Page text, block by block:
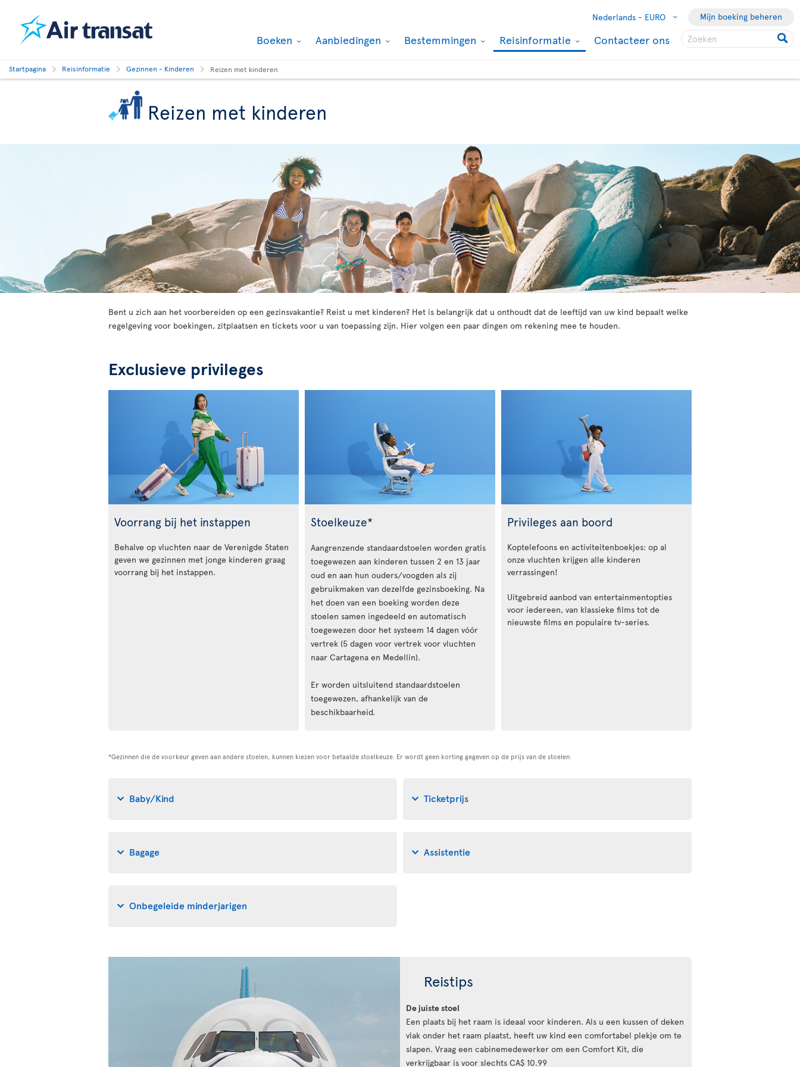
Nederlands - EURO Mijn boeking beheren
Boeken Aanbiedingen Bestemmingen Reisinformatie Contacteer ons
Startpagina Reisinformatie Gezinnen - Kinderen Reizen met kinderen
Reizen met kinderen
Bent u zich aan het voorbereiden op een gezinsvakantie? Reist u met kinderen? Het is belangrijk dat u onthoudt dat de leeftijd van uw kind bepaalt welke
regelgeving voor boekingen, zitplaatsen en tickets voor u van toepassing zijn. Hier volgen een paar dingen om rekening mee te houden.
Exclusieve privileges
Voorrang bij het instappen
Behalve op vluchten naar de Verenigde Staten
geven we gezinnen met jonge kinderen graag
voorrang bij het instappen.
Stoelkeuze*
Aangrenzende standaardstoelen worden gratis
toegewezen aan kinderen tussen 2 en 13 jaar
oud en aan hun ouders/voogden als zij
gebruikmaken van dezelfde gezinsboeking. Na
het doen van een boeking worden deze
stoelen samen ingedeeld en automatisch
toegewezen door het systeem 14 dagen vóór
vertrek (5 dagen voor vertrek voor vluchten
naar Cartagena en Medellín).
Er worden uitsluitend standaardstoelen
toegewezen, afhankelijk van de
beschikbaarheid.
Privileges aan boord
Koptelefoons en activiteitenboekjes: op al
onze vluchten krijgen alle kinderen
verrassingen!
Uitgebreid aanbod van entertainmentopties
voor iedereen, van klassieke films tot de
nieuwste films en populaire tv-series.
*Gezinnen die de voorkeur geven aan andere stoelen, kunnen kiezen voor betaalde stoelkeuze. Er wordt geen korting gegeven op de prijs van de stoelen.
Baby/Kind Ticketprijs
Bagage Assistentie
Onbegeleide minderjarigen
Reistips
De juiste stoel
Een plaats bij het raam is ideaal voor kinderen. Als u een kussen of deken
vlak onder het raam plaatst, heeft uw kind een comfortabel plekje om te
slapen. Vraag een cabinemedewerker om een Comfort Kit, die
verkrijgbaar is voor slechts CA$ 10.99